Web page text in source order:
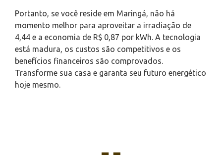
Portanto, se você reside em Maringá, não há
momento melhor para aproveitar a irradiação de
4,44 e a economia de R$ 0,87 por kWh. A tecnologia
está madura, os custos são competitivos e os
benefícios financeiros são comprovados.
Transforme sua casa e garanta seu futuro energético
hoje mesmo.